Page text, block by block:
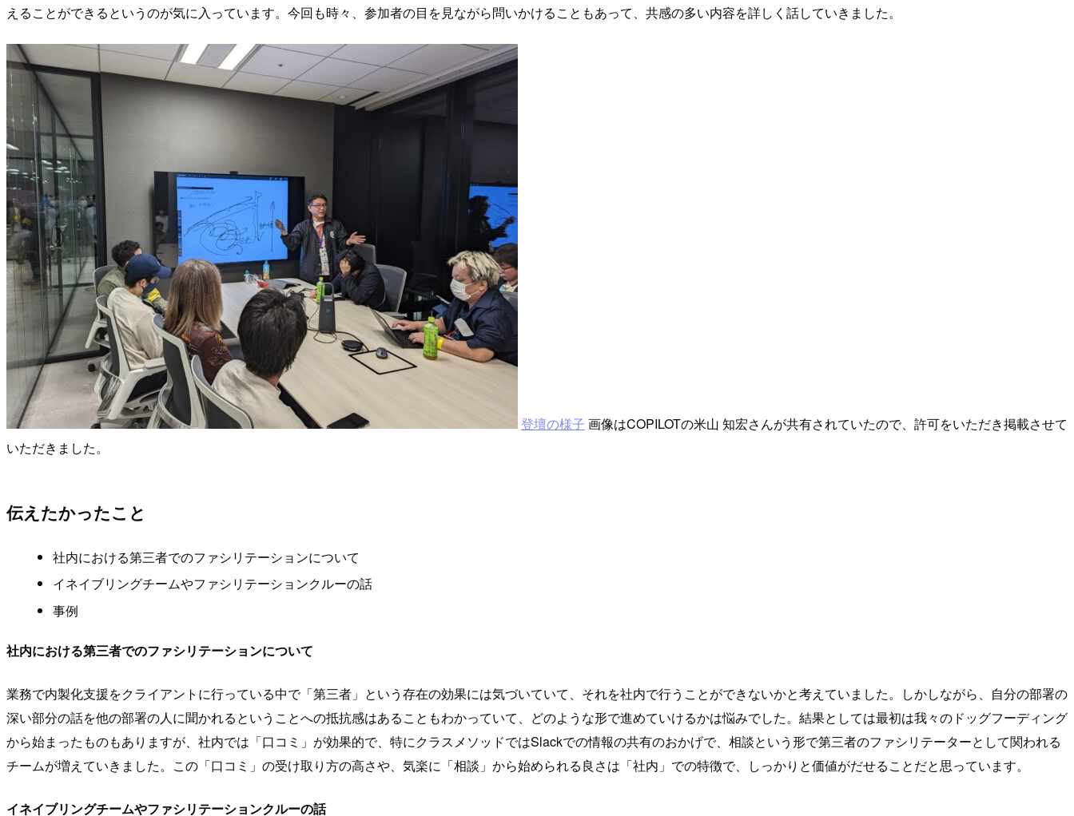
えることができるというのが気に入っています。今回も時々、参加者の目を見ながら問いかけることもあって、共感の多い内容を詳しく話していきました。
登壇の様子 画像はCOPILOTの米山 知宏さんが共有されていたので、許可をいただき掲載させて
いただきました。
伝えたかったこと
社内における第三者でのファシリテーションについて
イネイブリングチームやファシリテーションクルーの話
事例
社内における第三者でのファシリテーションについて
業務で内製化支援をクライアントに行っている中で「第三者」という存在の効果には気づいていて、それを社内で行うことができないかと考えていました。しかしながら、自分の部署の
深い部分の話を他の部署の人に聞かれるということへの抵抗感はあることもわかっていて、どのような形で進めていけるかは悩みでした。結果としては最初は我々のドッグフーディング
から始まったものもありますが、社内では「口コミ」が効果的で、特にクラスメソッドではSlackでの情報の共有のおかげで、相談という形で第三者のファシリテーターとして関われる
チームが増えていきました。この「口コミ」の受け取り方の高さや、気楽に「相談」から始められる良さは「社内」での特徴で、しっかりと価値がだせることだと思っています。
イネイブリングチームやファシリテーションクルーの話